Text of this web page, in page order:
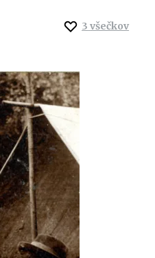
3 všečkov